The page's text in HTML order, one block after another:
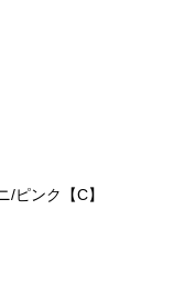
ピンク【C】